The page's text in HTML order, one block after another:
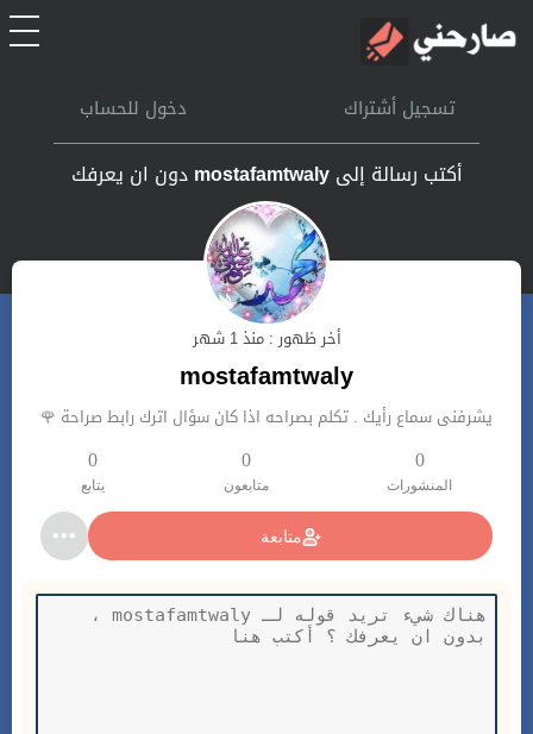
الرئيسية
اتصل بنا
تسجيل أشتراك دخول للحساب
أكتب رسالة إلىmostafamtwaly دون ان يعرفك
أخر ظهور : منذ 1 شهر
mostafamtwaly
يشرفنى سماع رأيك . تكلم بصراحه اذا كان سؤال اترك رابط صراحة 🌹
0
المنشورات
0
متابعون
0
يتابع
متابعة